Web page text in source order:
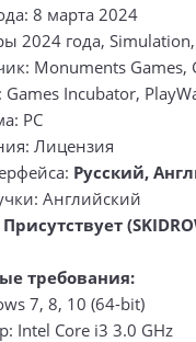
8 марта 2024
2024 года,
Monuments Games,
Games Incubator,
PC
Лицензия
Русский,
Английский
Присутствует
требования:
7, 8, 10 (64-bit)
Intel Core i3 3.0 GHz